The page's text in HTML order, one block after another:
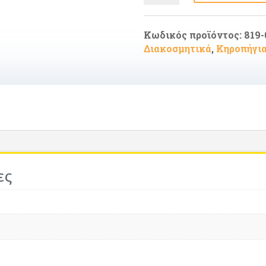
ΞΥΛΟ
ΦΥΣΙΚΟ-
ΑΣΗΜΙ
Κωδικός προϊόντος:
Διακοσμητικά,